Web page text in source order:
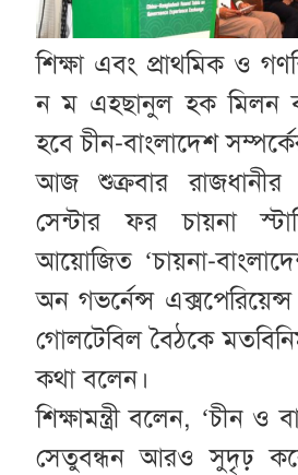
শিক্ষা এবং প্রাথমিক ও
ন ম এহছানুল হক মিলন
হবে চীন-বাংলাদেশ
আজ শুক্রবার
সেন্টার ফর চায়না
আয়োজিত ‘চায়না-
অন গভর্নেন্স এক্সপেরিয়েন্স
গোলটেবিল বৈঠকে
কথা বলেন।
শিক্ষামন্ত্রী বলেন, ‘চীন ও
সেতুবন্ধন আরও সুদৃঢ়